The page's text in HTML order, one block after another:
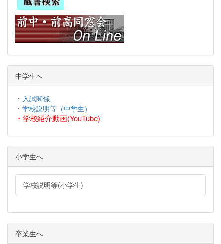
中学生へ
・ 入試関係
・ 学校説明等（中学生）
・ 学校紹介動画(YouTube)
小学生へ
学校説明等(小学生)
卒業生へ